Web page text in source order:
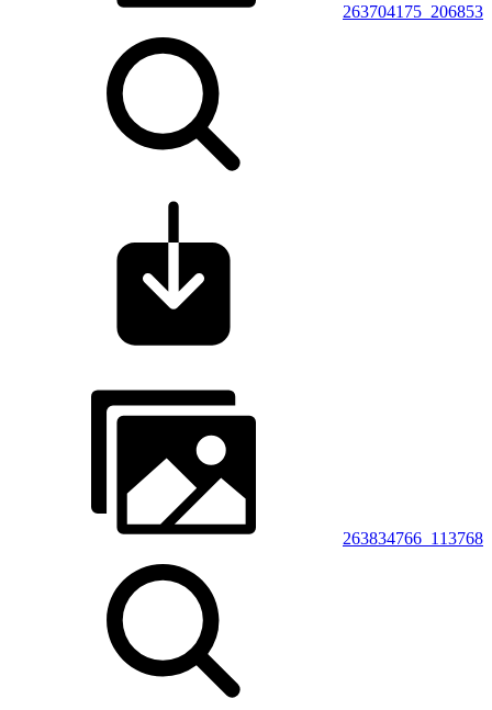
263704175_206853
263834766_113768